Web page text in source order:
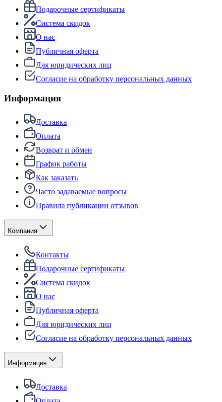
Подарочные сертификаты
Система скидок
О нас
Публичная оферта
Для юридических лиц
Согласие на обработку персональных данных
Информация
Доставка
Оплата
Возврат и обмен
График работы
Как заказать
Часто задаваемые вопросы
Правила публикации отзывов
Компания
Контакты
Подарочные сертификаты
Система скидок
О нас
Публичная оферта
Для юридических лиц
Согласие на обработку персональных данных
Информация
Доставка